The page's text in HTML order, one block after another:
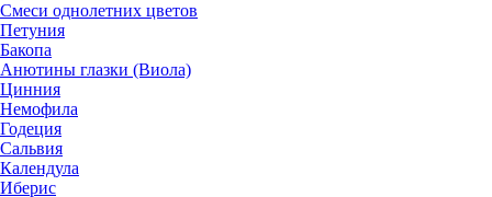
Смеси однолетних цветов
Петуния
Бакопа
Анютины глазки (Виола)
Цинния
Немофила
Годеция
Сальвия
Календула
Иберис